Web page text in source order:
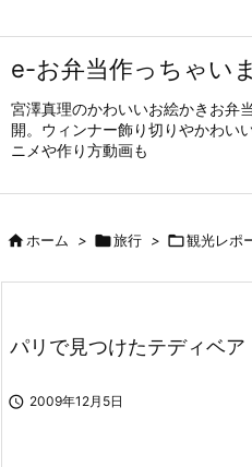
e-お弁当作っちゃい
宮澤真理のかわいいお絵かきお弁
開。ウィンナー飾り切りやかわい
ニメや作り方動画も
ホーム > 旅行 > 観光レポ
パリで見つけたテディベア
 2009年12月5日